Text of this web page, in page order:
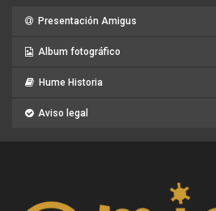
Presentación Amigus
Album fotográfico
Hume Historia
Aviso legal